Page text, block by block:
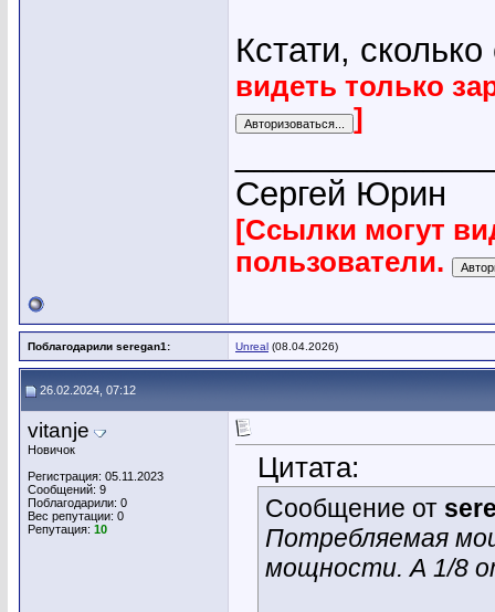
Кстати,
видеть только
]
Сергей Юрин
[Ссылки могут
пользователи.
Поблагодарили seregan1: Unreal (08.04.2026)
26.02.2024, 07:12
vitanje
Новичок
Регистрация: 05.11.2023
Сообщений: 9
Поблагодарили: 0
Вес репутации: 0
Репутация: 10
Цитата:
Сообщение от
Потребляемая
мощности. А 1/8